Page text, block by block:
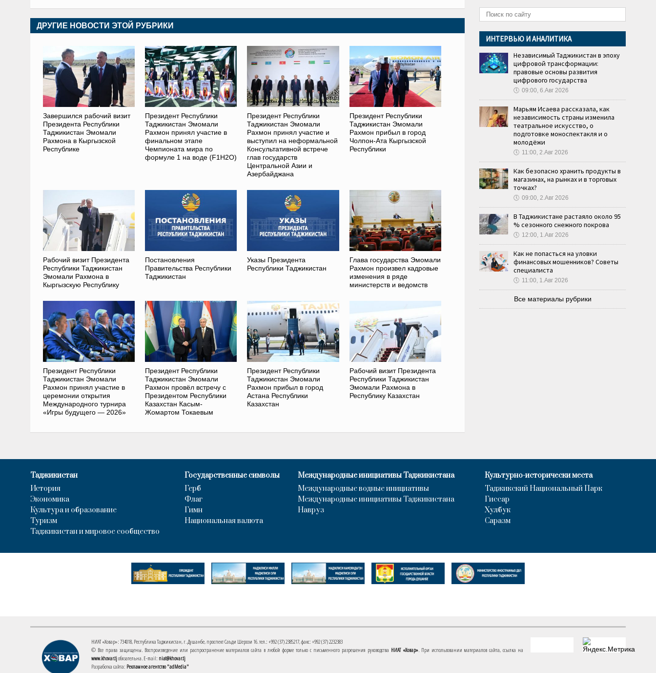
ДРУГИЕ НОВОСТИ ЭТОЙ РУБРИКИ
Завершился рабочий визит
Президента Республики
Таджикистан Эмомали
Рахмона в Кыргызской
Республике
Президент Республики
Таджикистан Эмомали
Рахмон принял участие в
финальном этапе
Чемпионата мира по
формуле 1 на воде (F1H2O)
Президент Республики
Таджикистан Эмомали
Рахмон принял участие и
выступил на неформальной
Консультативной встрече
глав государств
Центральной Азии и
Азербайджана
Президент Республики
Таджикистан Эмомали
Рахмон прибыл в город
Чолпон-Ата Кыргызской
Республики
Рабочий визит Президента
Республики Таджикистан
Эмомали Рахмона в
Кыргызскую Республику
Постановления
Правительства Республики
Таджикистан
Указы Президента
Республики Таджикистан
Глава государства Эмомали
Рахмон произвел кадровые
изменения в ряде
министерств и ведомств
Президент Республики
Таджикистан Эмомали
Рахмон принял участие в
церемонии открытия
Международного турнира
«Игры будущего — 2026»
Президент Республики
Таджикистан Эмомали
Рахмон провёл встречу с
Президентом Республики
Казахстан Касым-
Жомартом Токаевым
Президент Республики
Таджикистан Эмомали
Рахмон прибыл в город
Астана Республики
Казахстан
Рабочий визит Президента
Республики Таджикистан
Эмомали Рахмона в
Республику Казахстан
ИНТЕРВЬЮ И АНАЛИТИКА
Независимый Таджикистан в эпоху
цифровой трансформации:
правовые основы развития
цифрового государства
🕔 09:00, 6.Авг 2026
Марьям Исаева рассказала, как
независимость страны изменила
театральное искусство, о
подготовке моноспектакля и о
молодёжи
🕔 11:00, 2.Авг 2026
Как безопасно хранить продукты в
магазинах, на рынках и в торговых
точках?
🕔 09:00, 2.Авг 2026
В Таджикистане растаяло около 95
% сезонного снежного покрова
🕔 12:00, 1.Авг 2026
Как не попасться на уловки
финансовых мошенников? Советы
специалиста
🕔 11:00, 1.Авг 2026
Все материалы рубрики
Таджикистан
История
Экономика
Культура и образование
Туризм
Таджикистан и мировое сообщество
Государственные символы
Герб
Флаг
Гимн
Национальная валюта
Международные инициативы Таджикистана
Международные водные инициативы
Международные инициативы Таджикистана
Навруз
Культурно-исторически места
Таджикский Национальный Парк
Гиссар
Хулбук
Саразм
НИАТ «Ховар»: 734018, Республика Таджикистан, г. Душанбе, проспект Саъди Шерози 16. тел.: +992 (37) 2385217, факс: +992 (37) 2232383
© Все права защищены. Воспроизведение или распространение материалов сайта в любой форме только с письменного разрешения руководства НИАТ «Ховар». При использовании материалов сайта, ссылка на
www.khovar.tjобязательна. E-mail: niat@khovar.tj
Разработка сайта: Рекламное агентство "adMedia"